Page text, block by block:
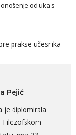
odluka s
prakse učesnika
Pejić
je diplomirala
Filozofskom